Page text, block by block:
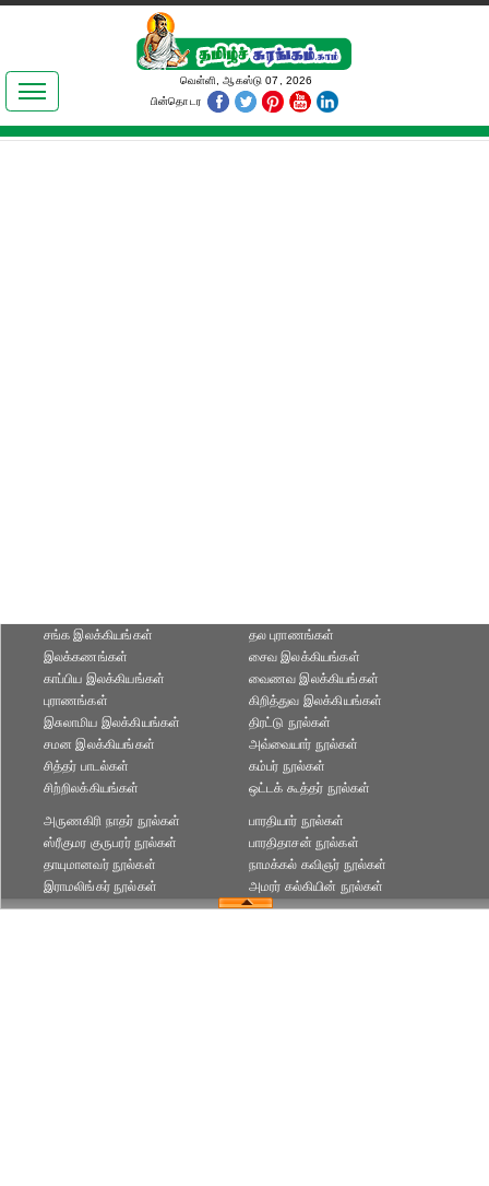
இலக்கியங்கள்
தமிழ் உலகம்
வெள்ளி, ஆகஸ்டு 07, 2026
பின்தொடர
சங்க இலக்கியங்கள்
இலக்கணங்கள்
காப்பிய இலக்கியங்கள்
புராணங்கள்
தல புராணங்கள்
சைவ இலக்கியங்கள்
வைணவ இலக்கியங்கள்
கிறித்துவ இலக்கியங்கள்
இசுலாமிய இலக்கியங்கள்
சமன இலக்கியங்கள்
சித்தர் பாடல்கள்
சிற்றிலக்கியங்கள்
திரட்டு நூல்கள்
அவ்வையார் நூல்கள்
கம்பர் நூல்கள்
ஒட்டக் கூத்தர் நூல்கள்
அருணகிரி நாதர் நூல்கள்
ஸ்ரீகுமர குருபரர் நூல்கள்
தாயுமானவர் நூல்கள்
இராமலிங்கர் நூல்கள்
பாரதியார் நூல்கள்
பாரதிதாசன் நூல்கள்
நாமக்கல் கவிஞர் நூல்கள்
அமரர் கல்கியின் நூல்கள்